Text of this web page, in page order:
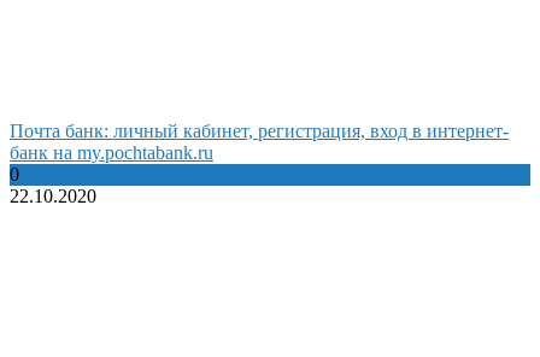
Почта банк: личный кабинет, регистрация, вход в интернет-
банк на my.pochtabank.ru
0
22.10.2020